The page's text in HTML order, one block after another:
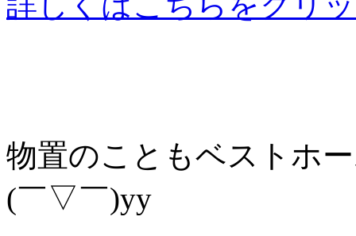
物置のこともベストホ
(￣▽￣)yy